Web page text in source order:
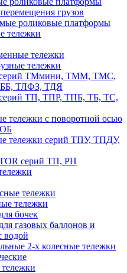
грузов
роликовые платформы
тележки
тележки
тележки
серий ТМмини, ТММ, ТМС,
ТЛФЗ, ТДЯ
ТП, ТПР, ТПБ, ТБ, ТС,
тележки с поворотной осью
тележки серий ТПУ, ТПДУ,
серий ТП, PH
тележки
тележки
бочек
газовых баллонов и
водой
2-х колесные тележки